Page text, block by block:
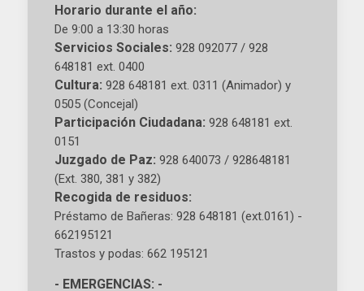
Horario durante el año:
De 9:00 a 13:30 horas
Servicios Sociales: 928 092077 / 928
648181 ext. 0400
Cultura: 928 648181 ext. 0311 (Animador) y
0505 (Concejal)
Participación Ciudadana: 928 648181 ext.
0151
Juzgado de Paz: 928 640073 / 928648181
(Ext. 380, 381 y 382)
Recogida de residuos:
Préstamo de Bañeras: 928 648181 (ext.0161) -
662195121
Trastos y podas: 662 195121
- EMERGENCIAS: -